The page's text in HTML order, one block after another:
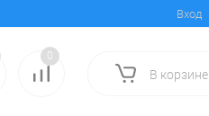
Вход
0
В корзине